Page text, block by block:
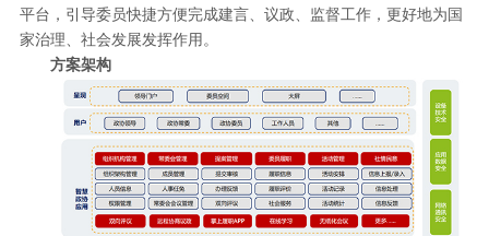
平台，引导委员快捷方便完成建言、议政、监督工作，更好地为国
家治理、社会发展发挥作用。
方案架构